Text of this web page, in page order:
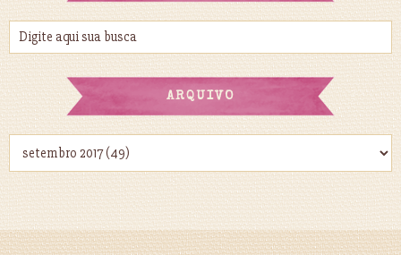
ARQUIVO